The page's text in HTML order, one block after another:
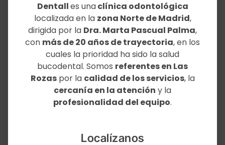
Dentalles unaclínica odontológica
localizada en la zona Norte de Madrid,
dirigida por la Dra. Marta Pascual Palma,
con más de 20 años de trayectoria, en los
cuales la prioridad ha sido la salud
bucodental. Somos referentes en Las
Rozaspor la calidad de los servicios, la
cercanía en la atención y la
profesionalidad del equipo.
Localízanos